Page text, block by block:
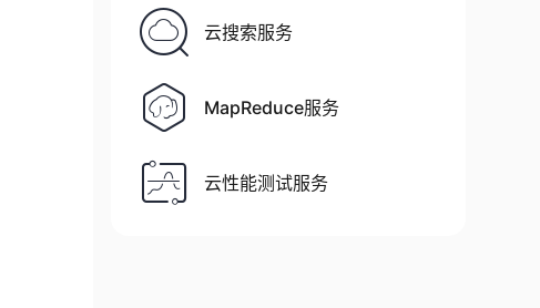
云搜索服务
MapReduce服务
云性能测试服务